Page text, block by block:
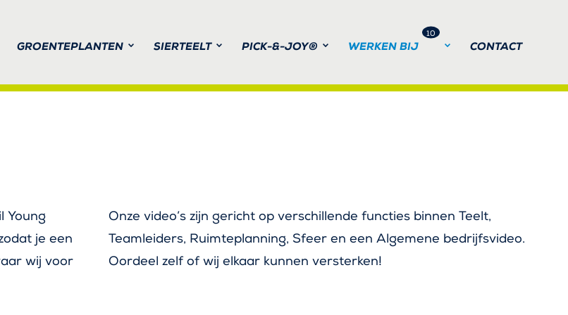
GROENTEPLANTEN SIERTEELT PICK-&-JOY® WERKEN BIJ
10
CONTACT
Young
je een
wij voor
Onze video’s zijn gericht op verschillende functies binnen Teelt,
Teamleiders, Ruimteplanning, Sfeer en een Algemene bedrijfsvideo.
Oordeel zelf of wij elkaar kunnen versterken!